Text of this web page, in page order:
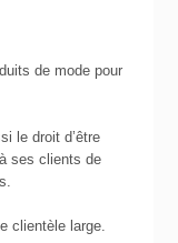
de mode pour
le droit d’être
ses clients de
clientèle large.